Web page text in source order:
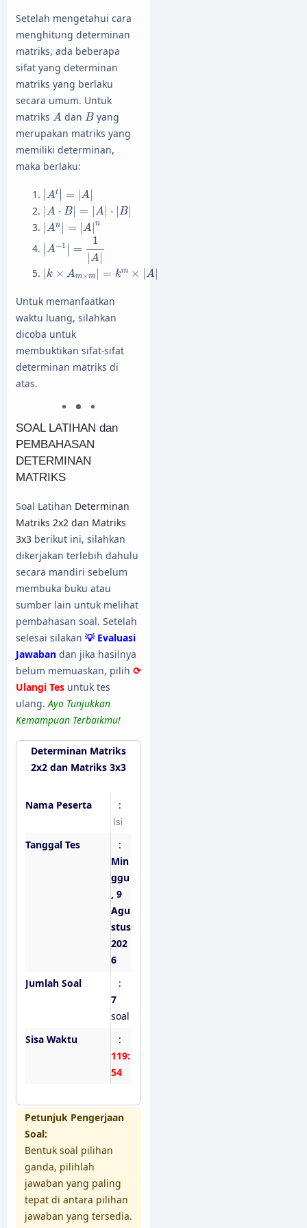
Setelah mengetahui cara
menghitung determinan
matriks, ada beberapa
sifat yang determinan
matriks yang berlaku
secara umum. Untuk
matriks A
A dan B
B yang
merupakan matriks yang
memiliki determinan,
maka berlaku:
∣At ∣ = |A
| At | A |
A ⋅ B = A ⋅ |B
| A B|= A |⋅ | B |
An = |A n
| An = | A |n
∣A−1 ∣ =
1
|A|
|A − =1|
|k × Am×m | = km × |A|
|k ×A m m| km × | A |
Untuk memanfaatkan
waktu luang, silahkan
dicoba untuk
membuktikan sifat-sifat
determinan matriks di
atas.
SOAL LATIHAN dan
PEMBAHASAN
DETERMINAN
MATRIKS
Soal Latihan Determinan
Matriks 2x2 dan Matriks
3x3 berikut ini, silahkan
dikerjakan terlebih dahulu
secara mandiri sebelum
membuka buku atau
sumber lain untuk melihat
pembahasan soal. Setelah
selesai silakan 💡 Evaluasi
Jawaban dan jika hasilnya
belum memuaskan, pilih ⟳
Ulangi Tes untuk tes
ulang. Ayo Tunjukkan
Kemampuan Terbaikmu!
Determinan Matriks
2x2 dan Matriks 3x3
Nama Peserta :
Tanggal Tes
:
Min
ggu
, 9
Agu
stus
202
6
Jumlah Soal
:
7
soal
Sisa Waktu
:
119:
53
Petunjuk Pengerjaan
Soal:
Bentuk soal pilihan
ganda, pilihlah
jawaban yang paling
tepat di antara pilihan
jawaban yang tersedia.